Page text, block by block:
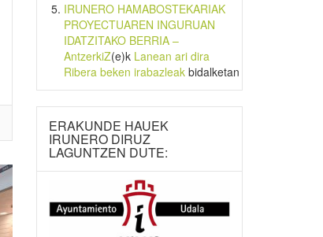
IRUNERO HAMABOSTEKARIAK
PROYECTUAREN INGURUAN
IDATZITAKO BERRIA –
AntzerkiZ(e)k Lanean ari dira
Ribera beken irabazleakbidalketan
ERAKUNDE HAUEK
IRUNERO DIRUZ
LAGUNTZEN DUTE: